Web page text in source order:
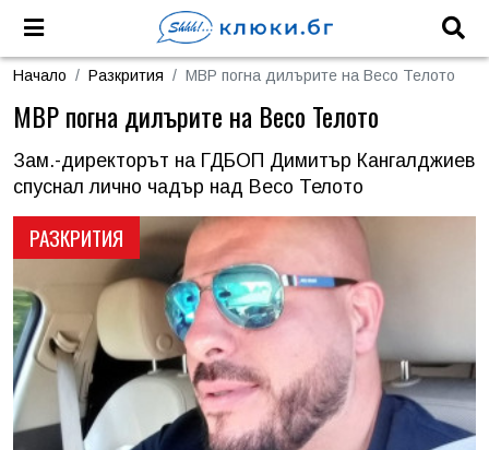
Начало Разкрития МВР погна дилърите на Весо Телото
РАЗКРИТИЯ
МВР погна дилърите на Весо Телото
Зам.-директорът на ГДБОП Димитър Кангалджиев
спуснал лично чадър над Весо Телото